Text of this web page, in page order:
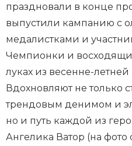
праздновали в конце
выпустили кампанию с
медалистками и
Чемпионки и
луках из весенне-
Вдохновляют не только
трендовым денимом и
но и путь каждой из
Ангелика Ватор (на фото